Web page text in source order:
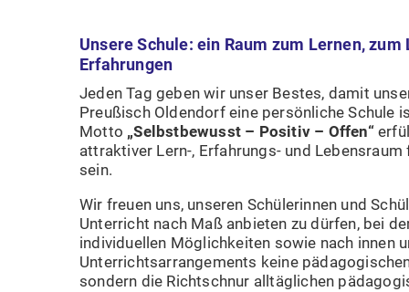
Unsere Schule: ein Raum zum Lernen, zum
Erfahrungen
Jeden Tag geben wir unser Bestes, damit
Preußisch Oldendorf eine persönliche Schule
Motto „Selbstbewusst – Positiv – Offen“
attraktiver Lern-, Erfahrungs- und Lebensraum
sein.
Wir freuen uns, unseren Schülerinnen und
Unterricht nach Maß anbieten zu dürfen, bei
individuellen Möglichkeiten sowie nach innen
Unterrichtsarrangements keine
sondern die Richtschnur alltäglichen